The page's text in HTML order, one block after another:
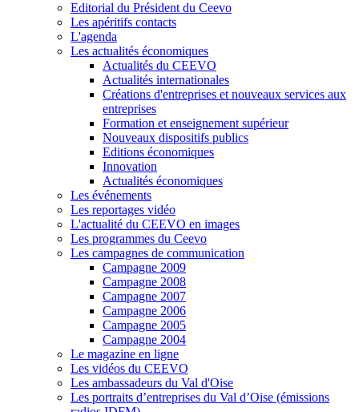
Editorial du Président du Ceevo
Les apéritifs contacts
L'agenda
Les actualités économiques
Actualités du CEEVO
Actualités internationales
Créations d'entreprises et nouveaux services aux
entreprises
Formation et enseignement supérieur
Nouveaux dispositifs publics
Editions économiques
Innovation
Actualités économiques
Les événements
Les reportages vidéo
L'actualité du CEEVO en images
Les programmes du Ceevo
Les campagnes de communication
Campagne 2009
Campagne 2008
Campagne 2007
Campagne 2006
Campagne 2005
Campagne 2004
Le magazine en ligne
Les vidéos du CEEVO
Les ambassadeurs du Val d'Oise
Les portraits d’entreprises du Val d’Oise (émissions